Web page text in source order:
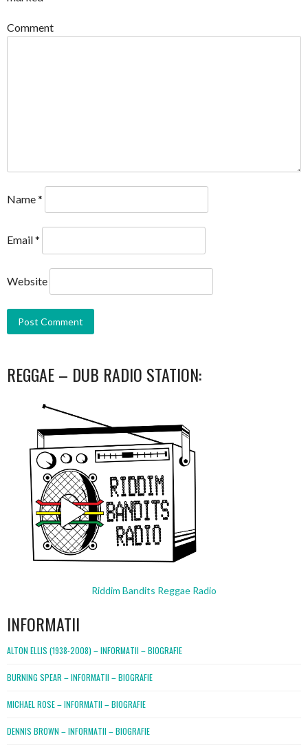
Comment
Name*
Email*
Website
REGGAE – DUB RADIO STATION:
Riddim Bandits Reggae Radio
INFORMATII
ALTON ELLIS (1938-2008) – INFORMATII – BIOGRAFIE
BURNING SPEAR – INFORMATII – BIOGRAFIE
MICHAEL ROSE – INFORMATII – BIOGRAFIE
DENNIS BROWN – INFORMATII – BIOGRAFIE